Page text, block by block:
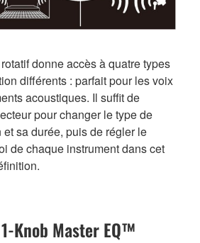
donne accès à quatre types
différents : parfait pour les voix
acoustiques. Il suffit de
pour changer le type de
et sa durée, puis de régler le
de chaque instrument dans cet
Knob Master EQ™